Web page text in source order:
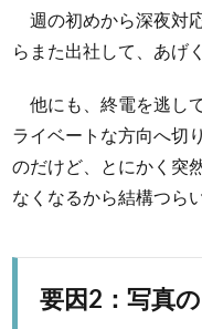
た
2.
タ
は
る
の
3.
ま
と
週の初めから深夜対
らまた出社して、あげ
他にも、終電を逃し
ライベートな方向へ切
のだけど、とにかく突
なくなるから結構つらい
要因2：写真